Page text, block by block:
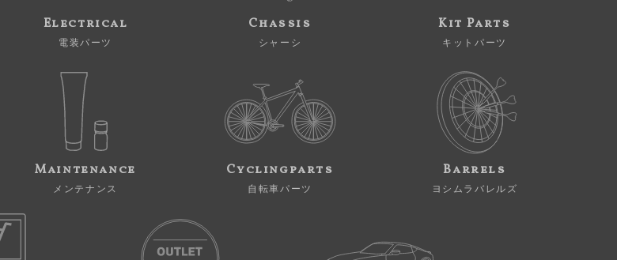
Electrical
電装パーツ
Chassis
シャーシ
Kit Parts
キットパーツ
Maintenance
メンテナンス
Cyclingparts
自転車パーツ
Barrels
ヨシムラバレルズ